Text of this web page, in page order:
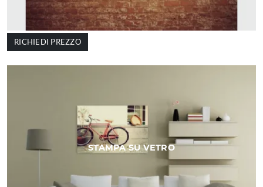
RICHIEDI PREZZO
STAMPA SU VETRO